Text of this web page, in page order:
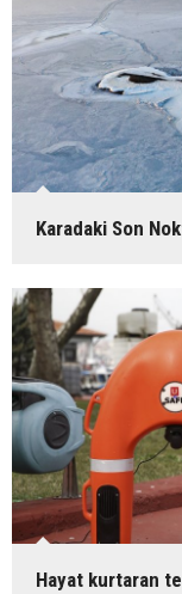
Karadaki Son
Hayat kurtaran